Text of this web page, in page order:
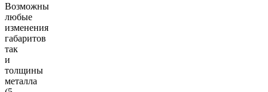
Возможны
любые
изменения
габаритов
так
и
толщины
металла